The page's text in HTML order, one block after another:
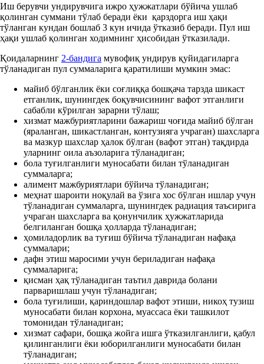
Иш берувчи ундирувчига ижро ҳужжатлари бўйича ушлаб
қолинган суммани тўлаб беради ёки қарздорга иш ҳақи
тўланган кундан бошлаб 3 кун ичида ўтказиб беради. Пул иш
ҳақи ушлаб қолинган ходимнинг ҳисобидан ўтказилади.
Қоидаларнинг 2-бандига мувофиқ ундирув қуйидагиларга
тўланадиган пул суммаларига қаратилиши мумкин эмас:
майиб бўлганлик ёки соғлиққа бошқача тарзда шикаст
етганлик, шунингдек боқувчисининг вафот этганлиги
сабабли кўрилган зарарни тўлаш;
хизмат мажбуриятларини бажариш чоғида майиб бўлган
(яраланган, шикастланган, контузияга учраган) шахсларга
ва мазкур шахслар ҳалок бўлган (вафот этган) тақдирда
уларнинг оила аъзоларига тўланадиган;
бола туғилганлиги муносабати билан тўланадиган
суммаларга;
алимент мажбуриятлари бўйича тўланадиган;
меҳнат шароити ноқулай ва ўзига хос бўлган ишлар учун
тўланадиган суммаларга, шунингдек радиация таъсирига
учраган шахсларга ва қонунчилик ҳужжатларида
белгиланган бошқа ҳолларда тўланадиган;
ҳомиладорлик ва туғиш бўйича тўланадиган нафақа
суммалари;
дафн этиш маросими учун бериладиган нафақа
суммаларига;
қисман ҳақ тўланадиган таътил даврида болани
парваришлаш учун тўланадиган;
бола туғилиши, қариндошлар вафот этиши, никоҳ тузиш
муносабати билан корхона, муассаса ёки ташкилот
томонидан тўланадиган;
хизмат сафари, бошқа жойга ишга ўтказилганлиги, қабул
қилинганлиги ёки юборилганлиги муносабати билан
тўланадиган;